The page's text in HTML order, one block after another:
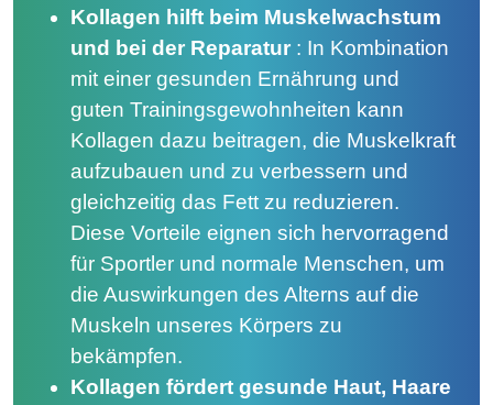
Kollagen hilft beim Muskelwachstum
und bei der Reparatur : In Kombination
mit einer gesunden Ernährung und
guten Trainingsgewohnheiten kann
Kollagen dazu beitragen, die Muskelkraft
aufzubauen und zu verbessern und
gleichzeitig das Fett zu reduzieren.
Diese Vorteile eignen sich hervorragend
für Sportler und normale Menschen, um
die Auswirkungen des Alterns auf die
Muskeln unseres Körpers zu
bekämpfen.
Kollagen fördert gesunde Haut, Haare